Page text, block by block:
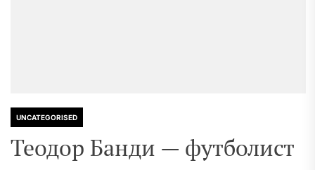
UNCATEGORISED
Теодор Банди — футболист